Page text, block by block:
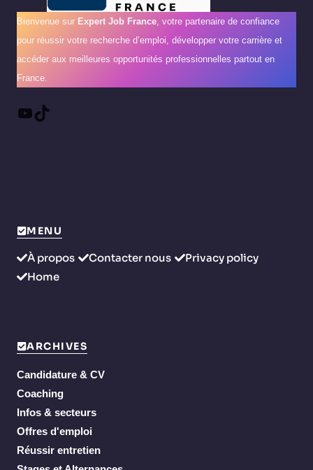
Bienvenue sur Expert Job France , votre partenaire de confiance
pour réussir votre recherche d’emploi, développer votre carrière et
accéder aux meilleures opportunités professionnelles partout en
France.
YouTube
TikTok
MENU
À propos Contacter nous
Privacy policy
Home
ARCHIVES
Candidature & CV
Coaching
Infos & secteurs
Offres d'emploi
Réussir entretien